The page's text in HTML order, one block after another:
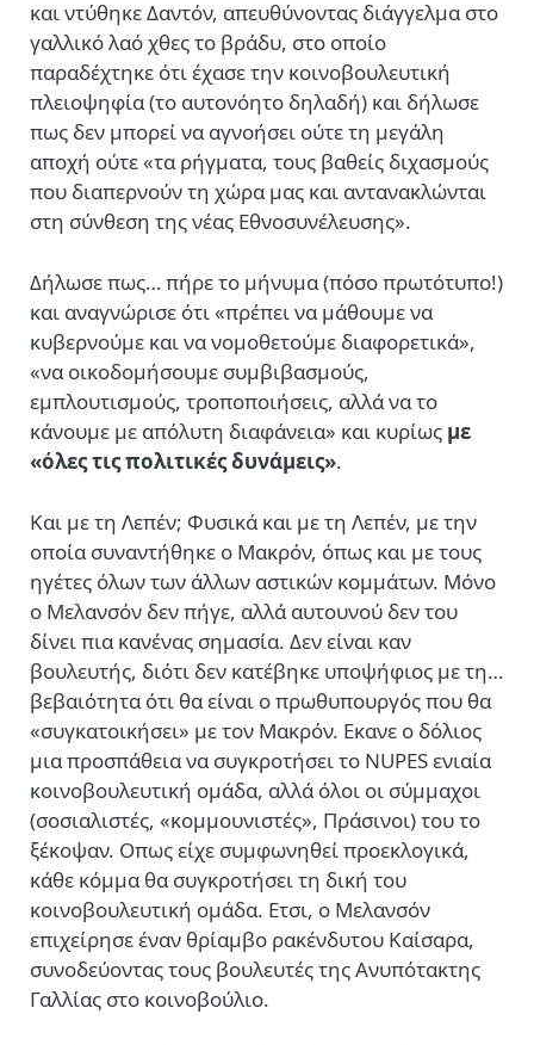
και ντύθηκε Δαντόν, απευθύνοντας διάγγελμα στο
γαλλικό λαό χθες το βράδυ, στο οποίο
παραδέχτηκε ότι έχασε την κοινοβουλευτική
πλειοψηφία (το αυτονόητο δηλαδή) και δήλωσε
πως δεν μπορεί να αγνοήσει ούτε τη μεγάλη
αποχή ούτε «τα ρήγματα, τους βαθείς διχασμούς
που διαπερνούν τη χώρα μας και αντανακλώνται
στη σύνθεση της νέας Εθνοσυνέλευσης».
Δήλωσε πως… πήρε το μήνυμα (πόσο πρωτότυπο!)
και αναγνώρισε ότι «πρέπει να μάθουμε να
κυβερνούμε και να νομοθετούμε διαφορετικά»,
«να οικοδομήσουμε συμβιβασμούς,
εμπλουτισμούς, τροποποιήσεις, αλλά να το
κάνουμε με απόλυτη διαφάνεια» και κυρίως με
«όλες τις πολιτικές δυνάμεις».
Και με τη Λεπέν; Φυσικά και με τη Λεπέν, με την
οποία συναντήθηκε ο Μακρόν, όπως και με τους
ηγέτες όλων των άλλων αστικών κομμάτων. Μόνο
ο Μελανσόν δεν πήγε, αλλά αυτουνού δεν του
δίνει πια κανένας σημασία. Δεν είναι καν
βουλευτής, διότι δεν κατέβηκε υποψήφιος με τη…
βεβαιότητα ότι θα είναι ο πρωθυπουργός που θα
«συγκατοικήσει» με τον Μακρόν. Εκανε ο δόλιος
μια προσπάθεια να συγκροτήσει το NUPES ενιαία
κοινοβουλευτική ομάδα, αλλά όλοι οι σύμμαχοι
(σοσιαλιστές, «κομμουνιστές», Πράσινοι) του το
ξέκοψαν. Οπως είχε συμφωνηθεί προεκλογικά,
κάθε κόμμα θα συγκροτήσει τη δική του
κοινοβουλευτική ομάδα. Ετσι, ο Μελανσόν
επιχείρησε έναν θρίαμβο ρακένδυτου Καίσαρα,
συνοδεύοντας τους βουλευτές της Ανυπότακτης
Γαλλίας στο κοινοβούλιο.